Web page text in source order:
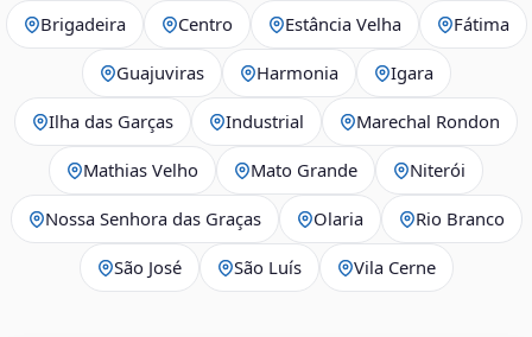
Brigadeira Centro Estância Velha Fátima
Guajuviras Harmonia Igara
Ilha das Garças Industrial Marechal Rondon
Mathias Velho Mato Grande Niterói
Nossa Senhora das Graças Olaria Rio Branco
São José São Luís Vila Cerne